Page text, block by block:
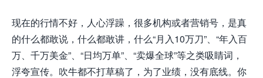
现在的行情不好，人心浮躁，很多机构或者营销号，是真
的什么都敢说，什么都敢讲，什么“月入10万刀”、“年入百
万、千万美金”、“日均万单”、“卖爆全球”等之类吸睛词，
浮夸宣传。吹牛都不打草稿了，为了业绩，没有底线。你